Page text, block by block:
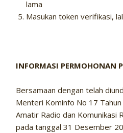
lama
Masukan token verifikasi,
INFORMASI PERMOHONAN
Bersamaan dengan telah
Menteri Kominfo No 17
Amatir Radio dan Komunikasi
pada tanggal 31 Desember